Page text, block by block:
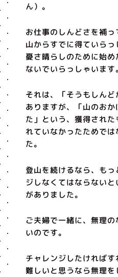
ん）。
お仕事のしんどさを補
山からすでに得ていら
憂さ晴らしのために始
ないでいらっしゃいます。
それは、「そうもしん
ありますが、「山のお
た」という、獲得され
れていなかったためで
た。
登山を続けるなら、も
ジしなくてはならないと
がありました。
ご夫婦で一緒に、無理
いのです。
チャレンジしたければす
難しいと思うなら無理を